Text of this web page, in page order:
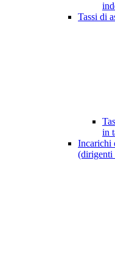
Tassi di
in
Incarichi
(dirigenti